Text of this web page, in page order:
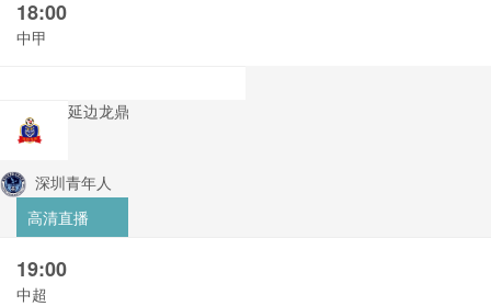
18:00
中甲
延边龙鼎
深圳青年人
高清直播
19:00
中超